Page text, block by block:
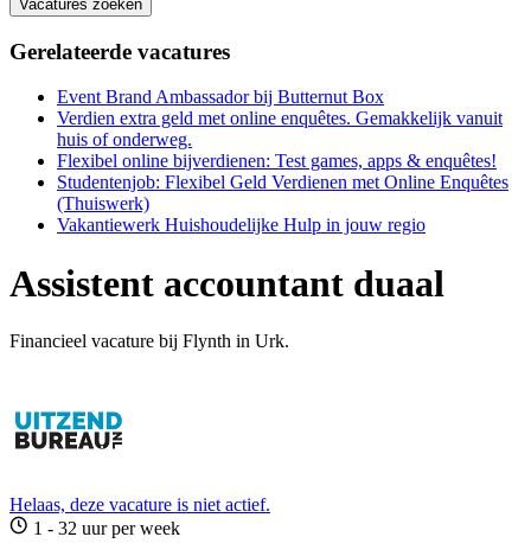
Vacatures zoeken
Gerelateerde vacatures
Event Brand Ambassador bij Butternut Box
Verdien extra geld met online enquêtes. Gemakkelijk vanuit
huis of onderweg.
Flexibel online bijverdienen: Test games, apps & enquêtes!
Studentenjob: Flexibel Geld Verdienen met Online Enquêtes
(Thuiswerk)
Vakantiewerk Huishoudelijke Hulp in jouw regio
Assistent accountant duaal
Financieel vacature bij Flynth in Urk.
Helaas, deze vacature is niet actief.
1 - 32 uur per week